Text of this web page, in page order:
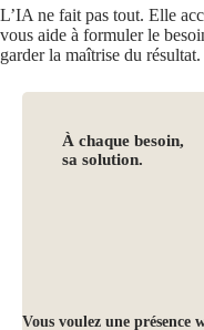
L’IA ne fait pas tout. Elle
vous aide à formuler le
garder la maîtrise du résultat.
À chaque besoin,
sa solution.
Vous voulez une présence